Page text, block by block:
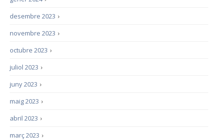
›
desembre 2023
›
novembre 2023
›
octubre 2023
›
juliol 2023
›
juny 2023
›
maig 2023
›
abril 2023
›
març 2023